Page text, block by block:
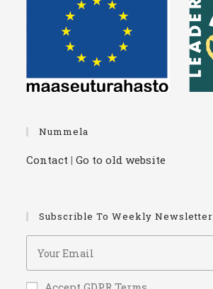
Nummela
Contact |Go to old website
Subscrible To Weekly Newsletter